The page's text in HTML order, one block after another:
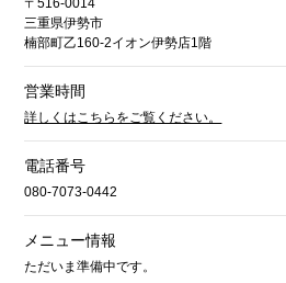
〒516-0014
三重県伊勢市
楠部町乙160-2イオン伊勢店1階
営業時間
詳しくはこちらをご覧ください。
電話番号
080-7073-0442
メニュー情報
ただいま準備中です。